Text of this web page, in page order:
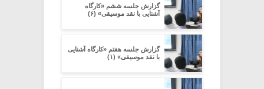
گزارش جلسه ششم «کارگاه
آشنایی با نقد موسیقی» (۶)
گزارش جلسه هفتم «کارگاه آشنایی
با نقد موسیقی» (۱)